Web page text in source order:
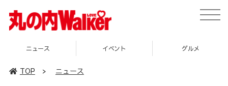
toggle
イベント グルメ スポット
TOP > ニュース